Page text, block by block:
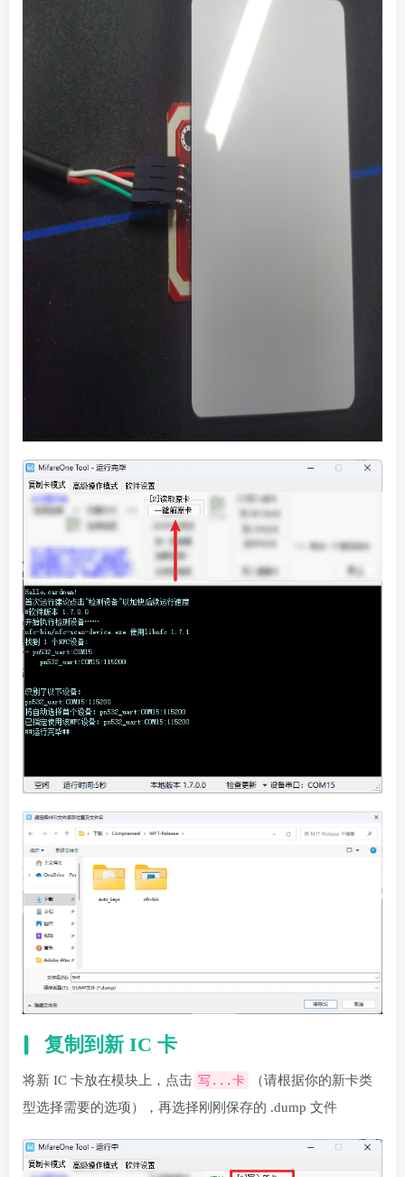
复制到新 IC 卡
将新 IC 卡放在模块上，点击 写...卡
（请根据你的新卡类
型选择需要的选项），再选择刚刚保存的 .dump 文件